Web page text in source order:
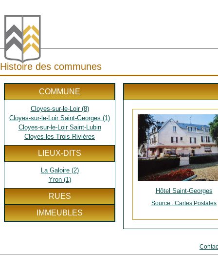
Histoire des communes
COMMUNE
Cloyes-sur-le-Loir (8)
Cloyes-sur-le-Loir Saint-Georges (1)
Cloyes-sur-le-Loir Saint-Lubin
Cloyes-les-Trois-Rivières
LIEUX-DITS
La Galoire (2)
Yron (1)
RUES
IMMEUBLES
Hôtel Saint-Georges
Source : Cartes Postales